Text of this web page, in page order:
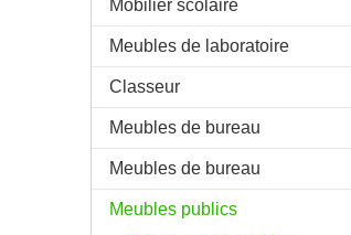
Mobilier scolaire
Meubles de laboratoire
Classeur
Meubles de bureau
Meubles de bureau
Meubles publics